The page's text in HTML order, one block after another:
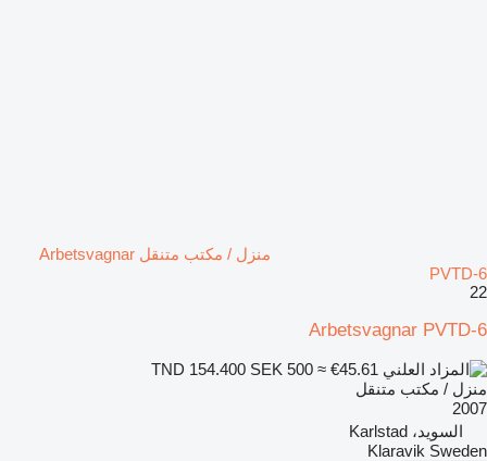
منزل / مكتب متنقل Arbetsvagnar
PVTD-6
22
Arbetsvagnar PVTD-6
SEK 500 ≈ €45.61
منزل / مكتب متنقل
2007
السويد، Karlstad
Klaravik Sweden